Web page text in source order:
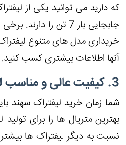
که دارید می توانید یکی از
خریداری مدل های متنوع
آنها اطلاعات بیشتری کسب کنید.
3. کیفیت عالی و مناسب لیفتراک سهند
شما زمان خرید لیفتراک سهند
بهترین متریال ها را برای
نسبت به دیگر لیفتراک ها